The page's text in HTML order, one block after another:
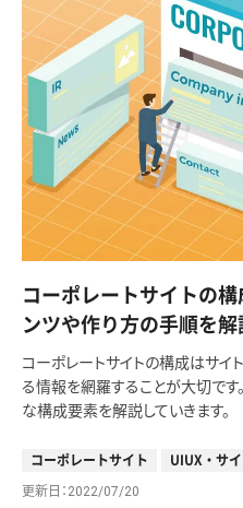
コーポレートサイトの
ンツや作り方の手順を解
コーポレートサイトの構成はサイ
る情報を網羅することが大切で
な構成要素を解説していきます。
コーポレートサイト UIUX・サ
更新日 2022/07/20